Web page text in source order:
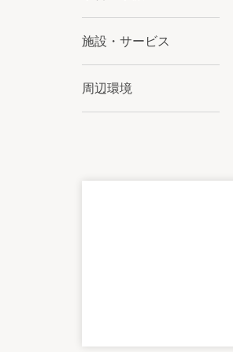
施設・サービス
周辺環境